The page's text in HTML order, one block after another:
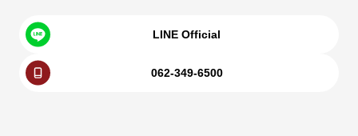
LINE Official
062-349-6500